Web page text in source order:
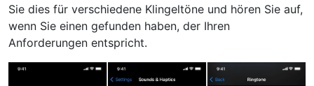
Sie dies für verschiedene Klingeltöne und hören Sie auf,
wenn Sie einen gefunden haben, der Ihren
Anforderungen entspricht.